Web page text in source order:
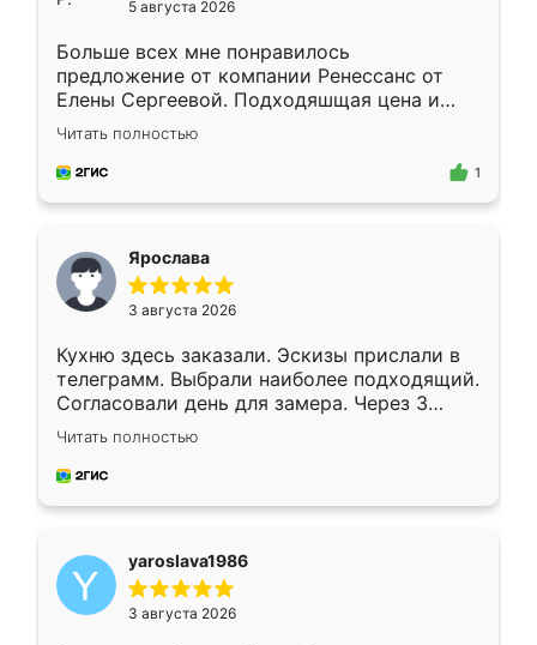
5 августа 2026
Больше всех мне понравилось
предложение от компании Ренессанс от
Елены Сергеевой. Подходяшщая цена и
короткие сроки изготовления. Приехавший
для замера сотрудник Владислав
предложил по моему эскизу самый
Читать полностью
1
Ярослава
3 августа 2026
Кухню здесь заказали. Эскизы прислали в
телеграмм. Выбрали наиболее подходящий.
Согласовали день для замера. Через 3
недели кухня была уже готова. Остались
довольны работой. Спасибо Ренессанс
мебель за качественную работу!
Читать полностью
yaroslava1986
3 августа 2026